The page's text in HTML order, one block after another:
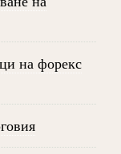
на форекс